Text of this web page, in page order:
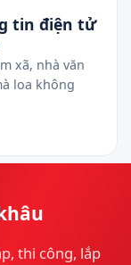
tin điện tử
xã, nhà văn
loa không
thi công, lắp